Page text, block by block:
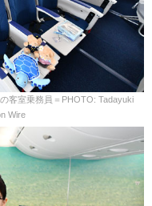
客室乗務員＝PHOTO: Tadayuki
Wire